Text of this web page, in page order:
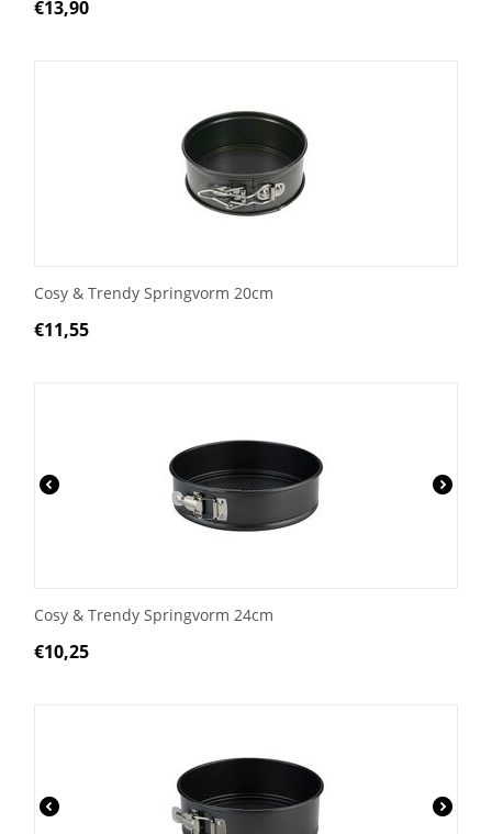
€13,90
Cosy & Trendy Springvorm 20cm
€11,55
Cosy & Trendy Springvorm 24cm
€10,25